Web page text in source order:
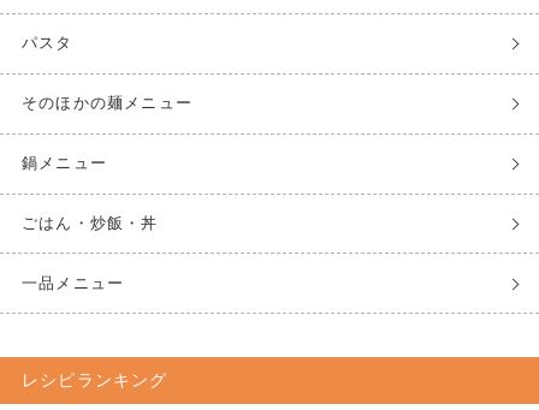
パスタ
そのほかの麺メニュー
鍋メニュー
ごはん・炒飯・丼
一品メニュー
レシピランキング